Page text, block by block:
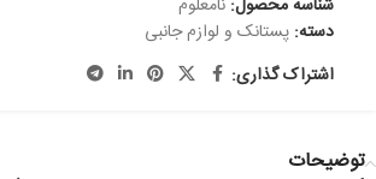
شناسه محصول: نامعلوم
دسته: پستانک و لوازم جانبی
اشتراک گذاری:
توضیحات